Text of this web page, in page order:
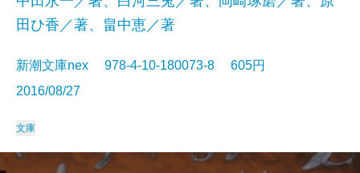
田ひ香／著、畠中恵／著
新潮文庫nex 978-4-10-180073-8 605円
2016/08/27
文庫